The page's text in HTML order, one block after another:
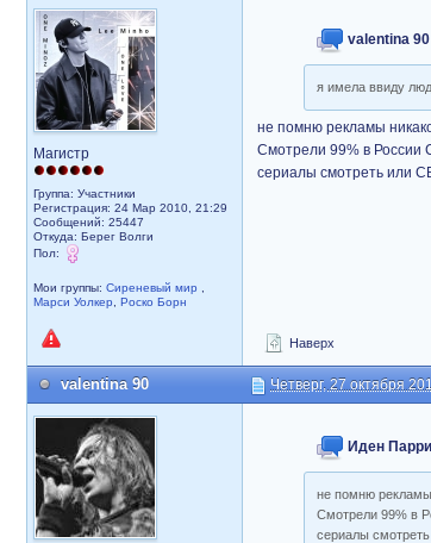
Магистр
Группа: Участники
Регистрация: 24 Мар 2010, 21:29
Сообщений: 25447
Откуда: Берег Волги
Пол:
Мои группы: Сиреневый мир
Марси Уолкер
Роско Борн
valentina
я имела ввиду
не помню рекламы
Смотрели 99% в России
сериалы смотреть или
Наверх
valentina 90 Четверг, 27 октября
Иден
не помню
Смотрели 99% в
сериалы